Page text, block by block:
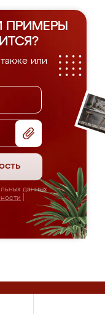
ПРИМЕРЫ
или
данных